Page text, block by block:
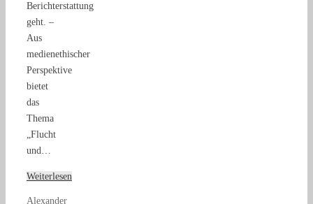
Berichterstattung
geht. –
Aus
medienethischer
Perspektive
bietet
das
Thema
„Flucht
und…
Weiterlesen
Alexander